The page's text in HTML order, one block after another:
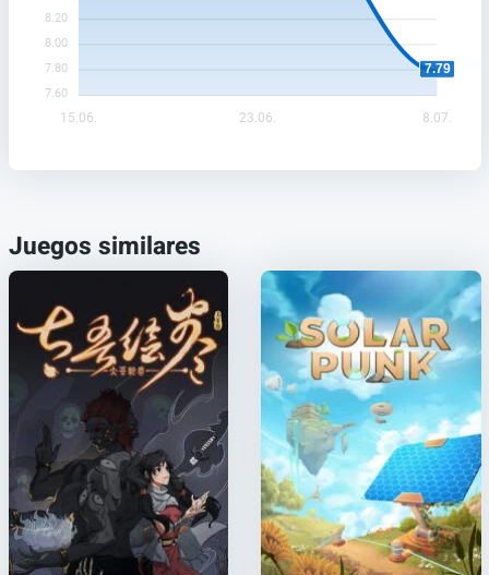
8.20
8.00
7.80
7.60
7.79
15.06. 23.06. 8.07.
Juegos similares